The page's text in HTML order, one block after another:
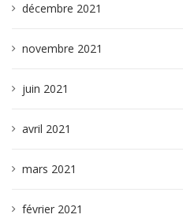
décembre 2021
novembre 2021
juin 2021
avril 2021
mars 2021
février 2021